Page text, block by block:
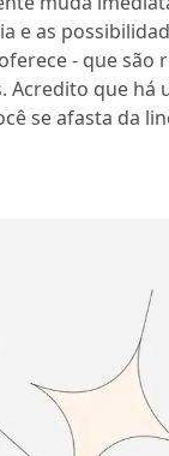
e as
- que são
que há
se afasta da